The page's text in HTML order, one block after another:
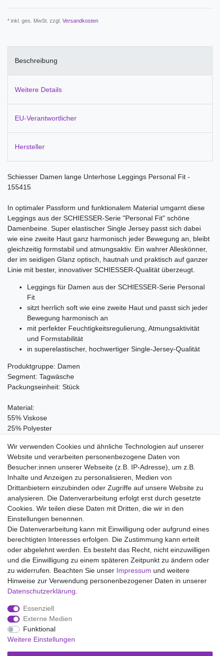
* inkl. ges. MwSt. zzgl. Versandkosten
Beschreibung
Weitere Details
EU-Verantwortlicher
Hersteller
Schiesser Damen lange Unterhose Leggings Personal Fit -
155415
In optimaler Passform und funktionalem Material umgarnt diese
Leggings aus der SCHIESSER-Serie "Personal Fit" schöne
Damenbeine. Super elastischer Single Jersey passt sich dabei
wie eine zweite Haut ganz harmonisch jeder Bewegung an, bleibt
gleichzeitig formstabil und atmungsaktiv. Ein wahrer Alleskönner,
der im seidigen Glanz optisch, hautnah und praktisch auf ganzer
Linie mit bester, innovativer SCHIESSER-Qualität überzeugt.
Leggings für Damen aus der SCHIESSER-Serie Personal
Fit
sitzt herrlich soft wie eine zweite Haut und passt sich jeder
Bewegung harmonisch an
mit perfekter Feuchtigkeitsregulierung, Atmungsaktivität
und Formstabilität
in superelastischer, hochwertiger Single-Jersey-Qualität
Produktgruppe: Damen
Segment: Tagwäsche
Packungseinheit: Stück
Material:
55% Viskose
25% Polyester
Waschen bei 40°C, Nicht bleichen, Nicht im Tumbler trocknen,
Handwarm bügeln Stufe 1, Nicht chemisch reinigen
Wir liefern mit DHL (auch Samstags)
Kostenloser Versand
14 Tage Rückgaberecht
Impressum Daten­schutz­erklärung AGB
Widerrufs­recht
Wir verwenden Cookies und ähnliche Technologien auf unserer
Website und verarbeiten personenbezogene Daten von
Besucher:innen unserer Webseite (z.B. IP-Adresse), um z.B.
Inhalte und Anzeigen zu personalisieren, Medien von
Drittanbietern einzubinden oder Zugriffe auf unsere Website zu
analysieren. Die Datenverarbeitung erfolgt erst durch gesetzte
Cookies. Wir teilen diese Daten mit Dritten, die wir in den
Einstellungen benennen.
Die Datenverarbeitung kann mit Einwilligung oder aufgrund eines
berechtigten Interesses erfolgen. Die Zustimmung kann erteilt
oder abgelehnt werden. Es besteht das Recht, nicht einzuwilligen
und die Einwilligung zu einem späteren Zeitpunkt zu ändern oder
zu widerrufen. Beachten Sie unser Impressum und weitere
Hinweise zur Verwendung personenbezogener Daten in unserer
Daten­schutz­erklärung
Essenziell
Externe Medien
Funktional
Weitere Einstellungen